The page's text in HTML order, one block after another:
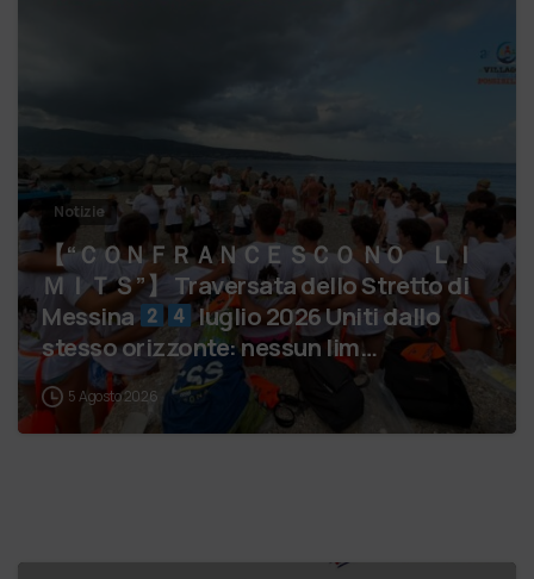
Notizie
【 “ＣＯＮＦＲＡＮＣＥＳＣＯ ＮＯ ＬＩ
ＭＩＴＳ”】 Traversata dello Stretto di
Messina
luglio 2026 Uniti dallo
stesso orizzonte: nessun lim…
5 Agosto 2026